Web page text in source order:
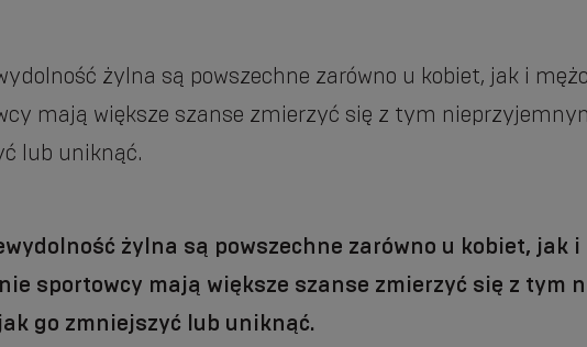
żylna są powszechne zarówno u kobiet, jak i
mają większe szanse zmierzyć się z tym
lub uniknąć.
żylna są powszechne zarówno u kobiet, jak
sportowcy mają większe szanse zmierzyć się z tym
go zmniejszyć lub uniknąć.